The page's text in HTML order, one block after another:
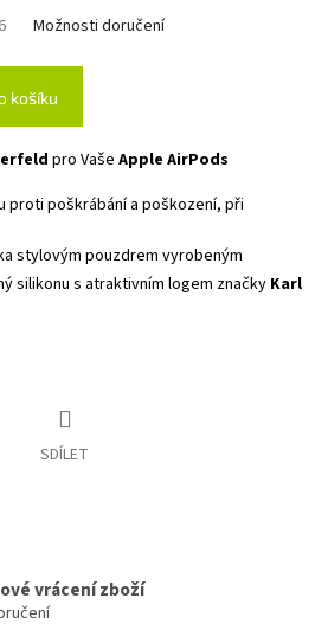
Možnosti doručení
košíku
pro Vaše Apple AirPods
proti poškrábání a poškození, při
stylovým pouzdrem vyrobeným
silikonu s atraktivním logem značky Karl
SDÍLET
vrácení zboží